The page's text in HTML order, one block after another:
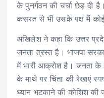
के पुनर्गठन की चर्चा छेड़ दी
कसरत से भी उसके पक्ष में कोई
अखिलेश ने कहा कि उत्तर
जनता त्रस्त है। भाजपा
में भारी आक्रोश है। जनता के
के माथे पर चिंता की रेखाएं
ध्यान भटकाने की कोशिश की